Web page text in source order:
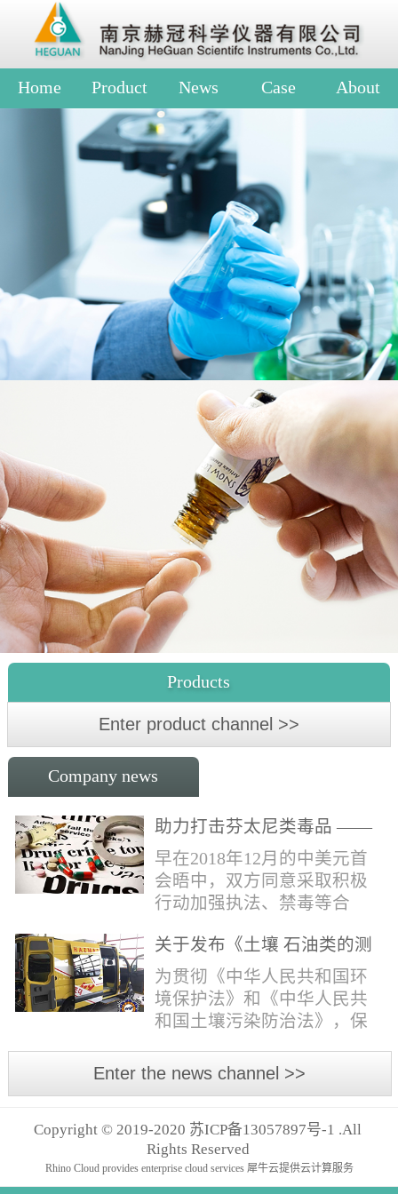
Home Product News Case About
Products
Enter product channel >>
Company news
助力打击芬太尼类毒品 ——
布鲁克提供快速检测解决方
案
早在2018年12月的中美元首
会晤中，双方同意采取积极
行动加强执法、禁毒等合
管控。2019年4月，我国宣布
正式将“芬太尼类物质”按类
纳入毒品管制范畴。日前禁
毒委与公安部再次发声严管
赴，助力打击芬太尼类毒
方案！针对芬太尼类毒品的
快速分析，布鲁克推出红外
快速鉴定解决方案。包含
关于发布《土壤 石油类的测
定 红外分光光度法》等五项
国家环境保护标准的公告
为贯彻《中华人民共和国环
境保护法》和《中华人民共
和国土壤污染防治法》，保
康，规范生态环境监测工
项标准为国家环境保护标
准，并予发布。标准名称、
编号如下。一、《土壤 石油
Enter the news channel >>
Copyright © 2019-2020 苏ICP备13057897号-1 .All
Rights Reserved
Rhino Cloud provides enterprise cloud services 犀牛云提供云计算服务